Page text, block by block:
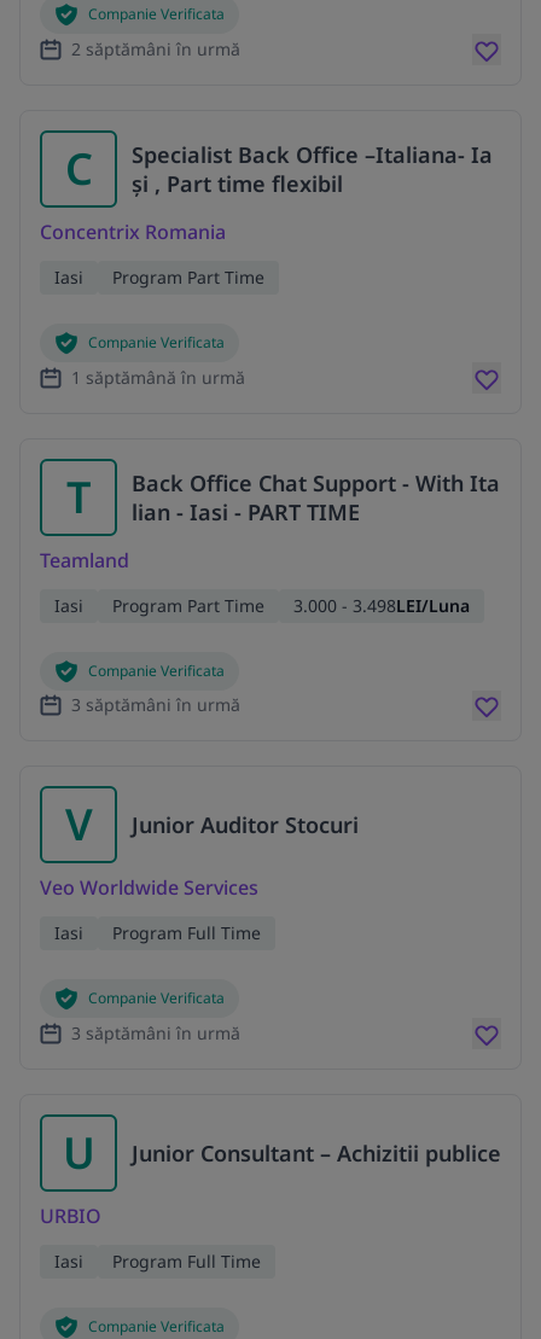
Companie Verificata
2 săptămâni în urmă
C
Specialist Back Office –Italiana- Ia
și , Part time flexibil
Concentrix Romania
Iasi Program Part Time
Companie Verificata
1 săptămână în urmă
T
Back Office Chat Support - With Ita
lian - Iasi - PART TIME
Teamland
Iasi Program Part Time 3.000 - 3.498LEI/Luna
Companie Verificata
3 săptămâni în urmă
V Junior Auditor Stocuri
Veo Worldwide Services
Iasi Program Full Time
Companie Verificata
3 săptămâni în urmă
U Junior Consultant – Achizitii publice
URBIO
Iasi Program Full Time
Companie Verificata